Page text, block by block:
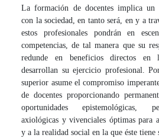
La formación de docentes implica un
con la sociedad, en tanto será, en y a
estos profesionales pondrán en
competencias, de tal manera que su
redunde en beneficios directos en
desarrollan su ejercicio profesional.
superior asume el compromiso
de docentes proporcionando
oportunidades epistemológicas,
axiológicas y vivenciales óptimas para
y a la realidad social en la que éste tiene